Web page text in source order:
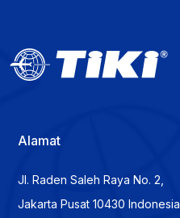
Alamat
Jl. Raden Saleh Raya No. 2,
Jakarta Pusat 10430 Indonesia